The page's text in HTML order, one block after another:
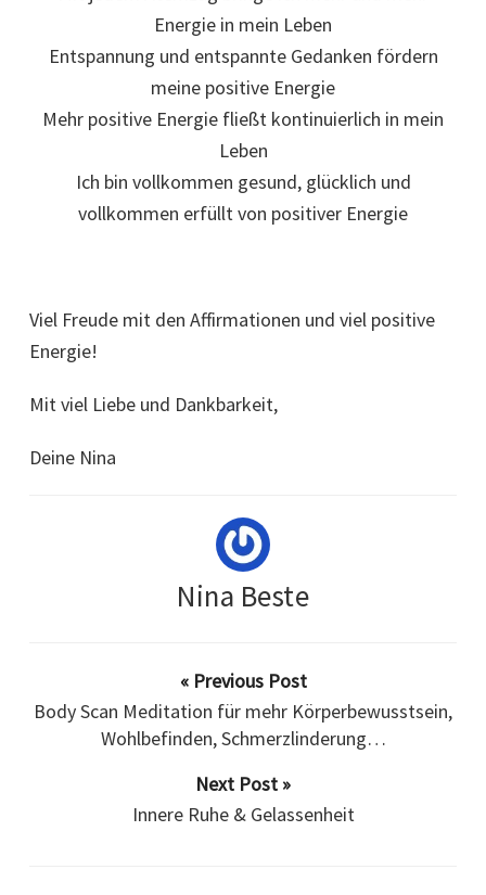
Energie in mein Leben
Entspannung und entspannte Gedanken fördern
meine positive Energie
Mehr positive Energie fließt kontinuierlich in mein
Leben
Ich bin vollkommen gesund, glücklich und
vollkommen erfüllt von positiver Energie
Viel Freude mit den Affirmationen und viel positive
Energie!
Mit viel Liebe und Dankbarkeit,
Deine Nina
Nina Beste
« Previous Post
Body Scan Meditation für mehr Körperbewusstsein,
Wohlbefinden, Schmerzlinderung…
Next Post »
Innere Ruhe & Gelassenheit